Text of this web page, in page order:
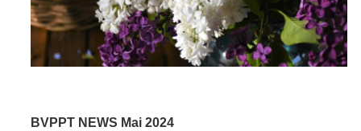
BVPPT NEWS Mai 2024